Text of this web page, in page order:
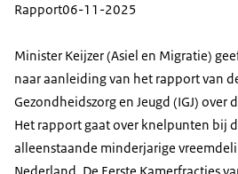
Rapport06-11-2025
Minister Keijzer (Asiel en Migratie)
naar aanleiding van het rapport van
Gezondheidszorg en Jeugd (IGJ) over
Het rapport gaat over knelpunten bij
alleenstaande minderjarige